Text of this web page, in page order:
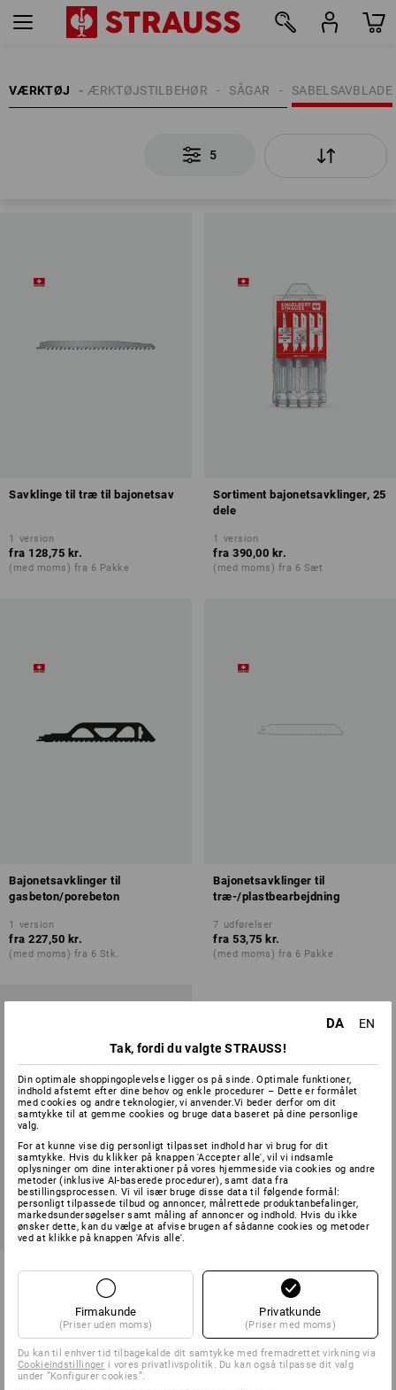
VÆRKTØJ SABELSAVBLADE
SÅGAR
VÆRKTØJSTILBEHØR
5
Savklinge til træ til bajonetsav
1 version
fra 128,75 kr.
(med moms) fra 6 Pakke
Sortiment bajonetsavklinger, 25
dele
1 version
fra 390,00 kr.
(med moms) fra 6 Sæt
Bajonetsavklinger til
gasbeton/porebeton
1 version
fra 227,50 kr.
(med moms) fra 6 Stk.
Bajonetsavklinger til
træ-/plastbearbejdning
7 udførelser
fra 53,75 kr.
(med moms) fra 6 Pakke
metalforarbejdning
58,75 kr.
(med moms) fra 6 Pakke
DA
EN
Tak, fordi du valgte STRAUSS!
Din optimale shoppingoplevelse ligger os på sinde. Optimale funktioner,
indhold afstemt efter dine behov og enkle procedurer – Dette er formålet
med cookies og andre teknologier, vi anvender.Vi beder derfor om dit
samtykke til at gemme cookies og bruge data baseret på dine personlige
valg.
For at kunne vise dig personligt tilpasset indhold har vi brug for dit
samtykke. Hvis du klikker på knappen 'Accepter alle', vil vi indsamle
oplysninger om dine interaktioner på vores hjemmeside via cookies og andre
metoder (inklusive AI-baserede procedurer), samt data fra
bestillingsprocessen. Vi vil især bruge disse data til følgende formål:
personligt tilpassede tilbud og annoncer, målrettede produktanbefalinger,
markedsundersøgelser samt måling af annoncer og indhold. Hvis du ikke
ønsker dette, kan du vælge at afvise brugen af sådanne cookies og metoder
ved at klikke på knappen 'Afvis alle'.
Firmakunde
(Priser uden moms)
Privatkunde
(Priser med moms)
Du kan til enhver tid tilbagekalde dit samtykke med fremadrettet virkning via
Cookieindstillinger i vores privatlivspolitik. Du kan også tilpasse dit valg
under ”Konfigurer cookies”.